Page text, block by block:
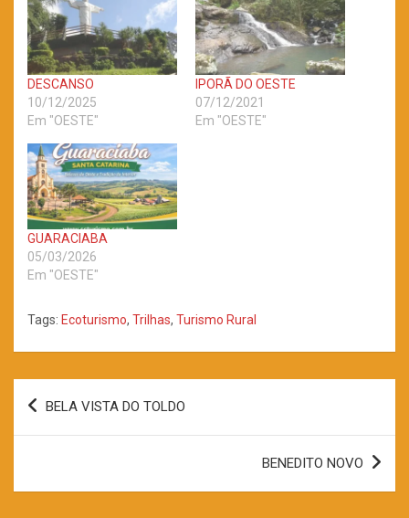
DESCANSO
10/12/2025
Em "OESTE"
IPORÃ DO OESTE
07/12/2021
Em "OESTE"
GUARACIABA
05/03/2026
Em "OESTE"
Tags: Ecoturismo, Trilhas, Turismo Rural
Navegação
de
BELA VISTA DO TOLDO
BENEDITO NOVO